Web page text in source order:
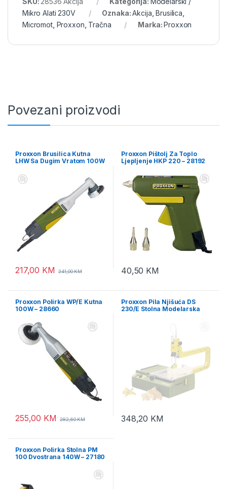
Mikro Alati 230V
Oznaka:Akcija ,Brusilica
Micromot, Proxxon Tračna Marka:Proxxon
Povezani proizvodi
Proxxon Brusilica Kutna
LHW Sa Dugim Vratom 100W
217,00 KM 241,00KM
Proxxon Pištolj Za Toplo
Ljepljenje HKP 220 – 28192
40,50 KM
Proxxon Polirka WP/E Kutna
100W – 28660
255,00 KM 282,60KM
Proxxon Pila Njišuća DS
230/E Stolna Modelarska
348,20 KM
Proxxon Polirka Stolna PM
100 Dvostrana 140W – 27180